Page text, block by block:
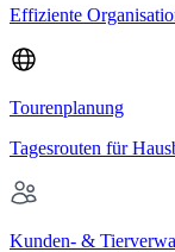
Effiziente
Tourenplanung
Tagesrouten für
Kunden- &